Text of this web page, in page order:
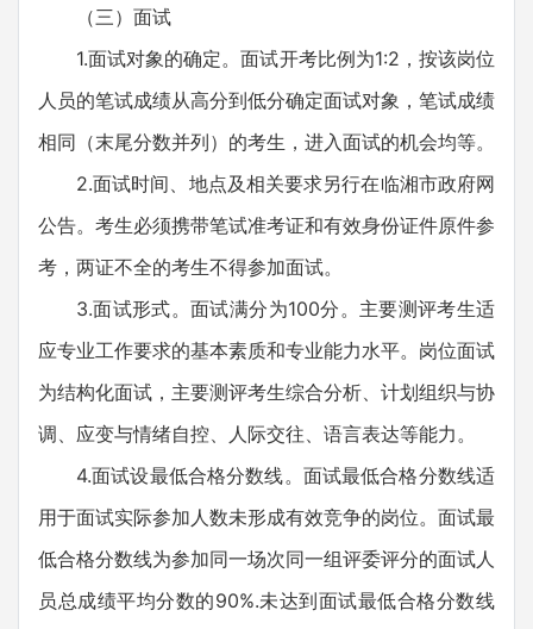
（三）面试
1.面试对象的确定。面试开考比例为1:2，按该岗位
人员的笔试成绩从高分到低分确定面试对象，笔试成绩
相同（末尾分数并列）的考生，进入面试的机会均等。
2.面试时间、地点及相关要求另行在临湘市政府网
公告。考生必须携带笔试准考证和有效身份证件原件参
考，两证不全的考生不得参加面试。
3.面试形式。面试满分为100分。主要测评考生适
应专业工作要求的基本素质和专业能力水平。岗位面试
为结构化面试，主要测评考生综合分析、计划组织与协
调、应变与情绪自控、人际交往、语言表达等能力。
4.面试设最低合格分数线。面试最低合格分数线适
用于面试实际参加人数未形成有效竞争的岗位。面试最
低合格分数线为参加同一场次同一组评委评分的面试人
员总成绩平均分数的90%.未达到面试最低合格分数线